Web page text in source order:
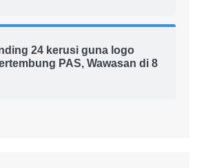
24 kerusi guna logo
PAS, Wawasan di 8